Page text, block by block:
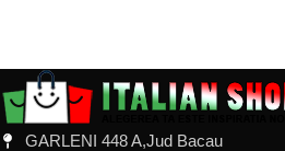
GARLENI 448 A,Jud Bacau